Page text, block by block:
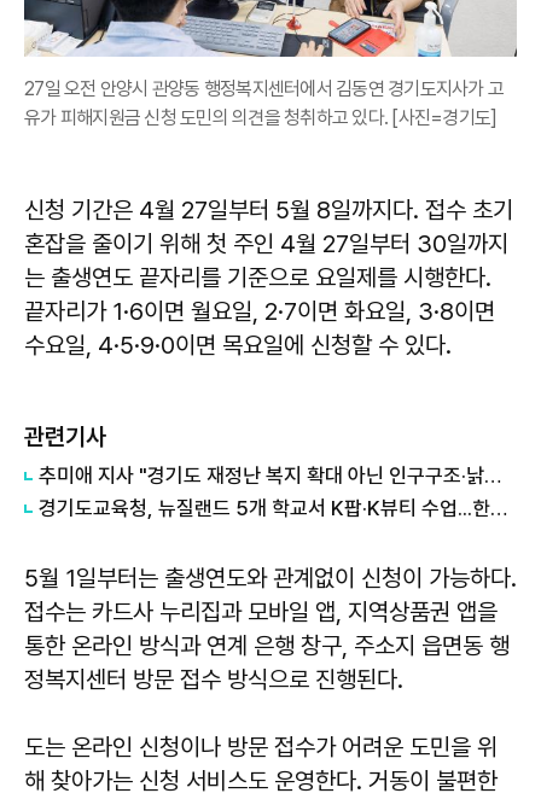
27일 오전 안양시 관양동 행정복지센터에서 김동연 경기도지사가 고
유가 피해지원금 신청 도민의 의견을 청취하고 있다. [사진=경기도]
신청 기간은 4월 27일부터 5월 8일까지다. 접수 초기
혼잡을 줄이기 위해 첫 주인 4월 27일부터 30일까지
는 출생연도 끝자리를 기준으로 요일제를 시행한다.
끝자리가 1·6이면 월요일, 2·7이면 화요일, 3·8이면
수요일, 4·5·9·0이면 목요일에 신청할 수 있다.
관련기사
추미애 지사 "경기도 재정난 복지 확대 아닌 인구구조·낡은 세수체계 문제"
경기도교육청, 뉴질랜드 5개 학교서 K팝·K뷰티 수업...한국어 기반 교류 확대
5월 1일부터는 출생연도와 관계없이 신청이 가능하다.
접수는 카드사 누리집과 모바일 앱, 지역상품권 앱을
통한 온라인 방식과 연계 은행 창구, 주소지 읍면동 행
정복지센터 방문 접수 방식으로 진행된다.
도는 온라인 신청이나 방문 접수가 어려운 도민을 위
해 찾아가는 신청 서비스도 운영한다. 거동이 불편한